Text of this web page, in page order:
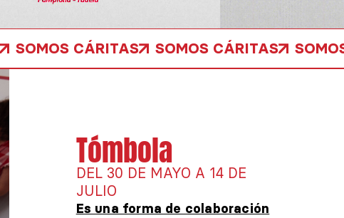
SOMOS CÁRITAS SOMOS CÁRITAS
Tómbola
DEL 30 DE MAYO A 14 DE
JULIO
Es una forma de colaboración